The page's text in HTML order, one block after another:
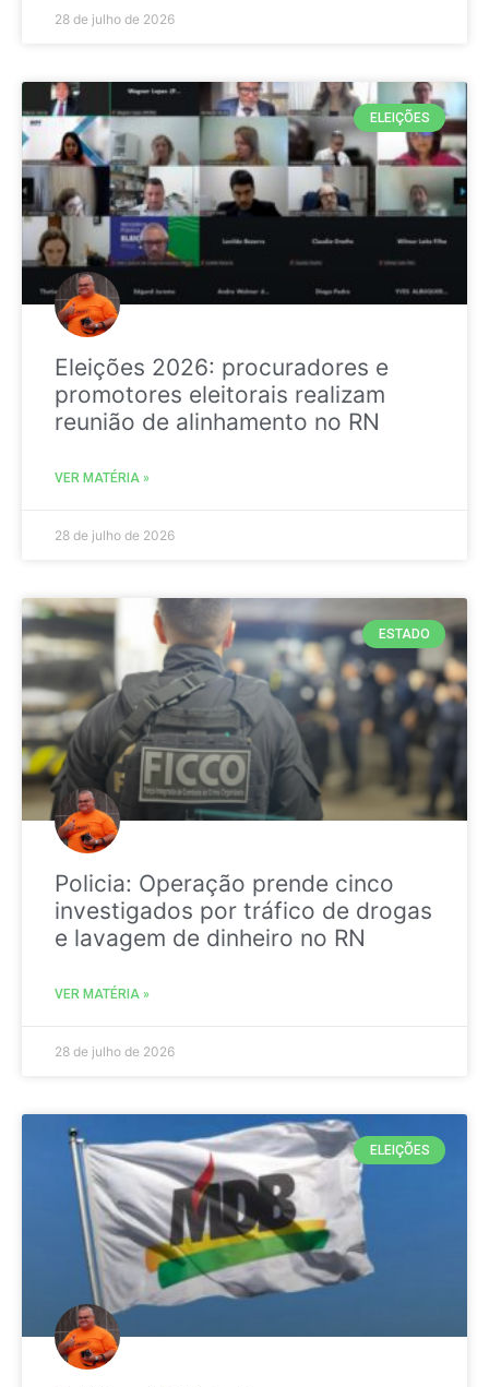
28 de julho de 2026
ELEIÇÕES
Eleições 2026: procuradores e
promotores eleitorais realizam
reunião de alinhamento no RN
VER MATÉRIA »
28 de julho de 2026
ESTADO
Policia: Operação prende cinco
investigados por tráfico de drogas
e lavagem de dinheiro no RN
VER MATÉRIA »
28 de julho de 2026
ELEIÇÕES